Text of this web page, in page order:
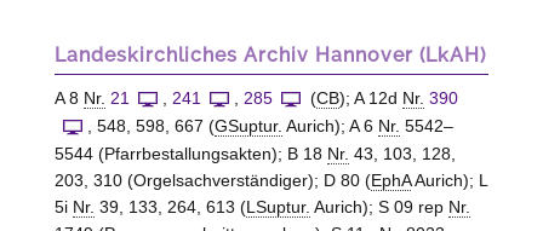
Landeskirchliches Archiv Hannover (LkAH)
A 8 Nr. 21 241 285 (CB); A 12d Nr. 390
, 548, 598, 667 (GSuptur. Aurich); A 6 Nr. 5542–
5544 (Pfarrbestallungsakten); B 18 Nr. 43, 103, 128,
203, 310 (Orgelsachverständiger); D 80 (EphAAurich); L
5i Nr. 39, 133, 264, 613 (LSuptur. Aurich); S 09 rep Nr.